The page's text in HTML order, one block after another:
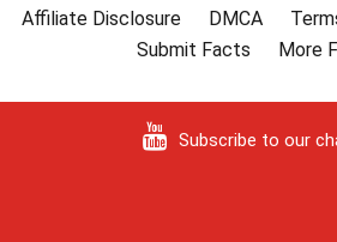
Affiliate Disclosure
DMCA
Submit Facts
More
Subscribe to our